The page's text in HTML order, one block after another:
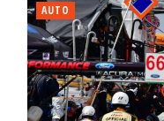
AUTO